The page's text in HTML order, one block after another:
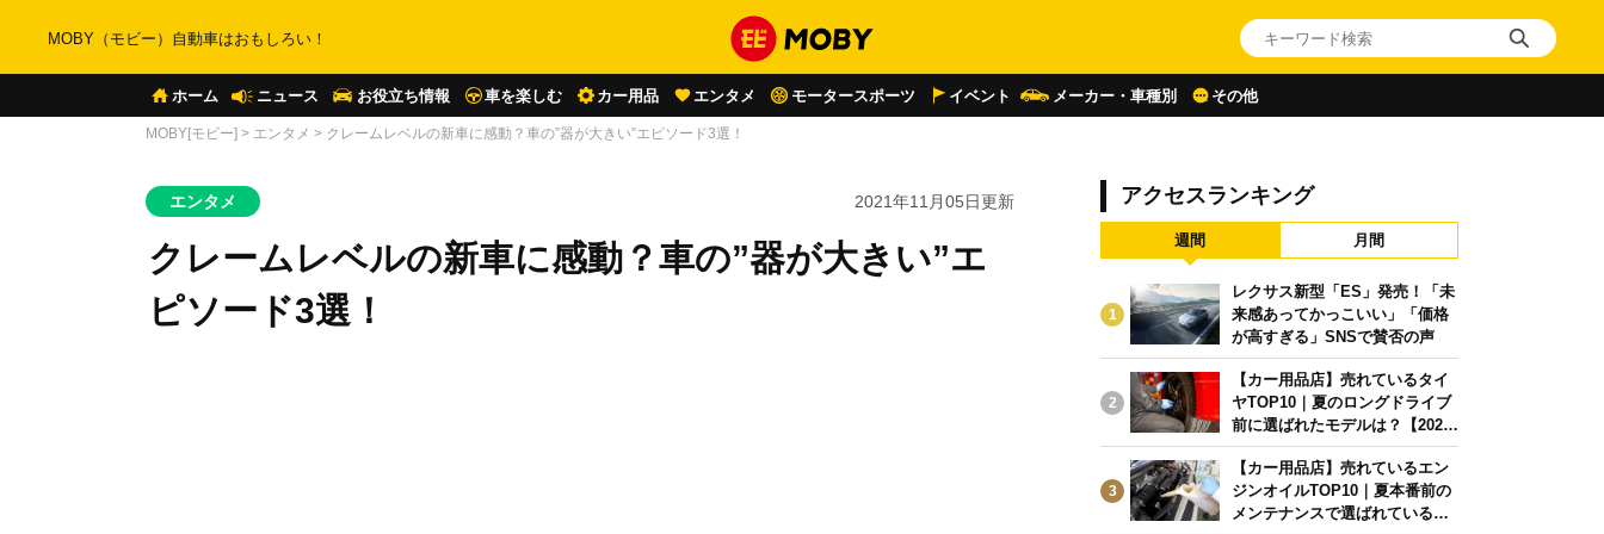
MOBY（モビー）自動車はおもしろい！
ホーム ニュース お役立ち情報 車を楽しむ カー用品 エンタメ モータースポーツ イベント メーカー・車種別 その他
MOBY[モビー] > エンタメ > クレームレベルの新車に感動？車の”器が大きい”エピソード3選！
エンタメ 2021年11月05日更新
クレームレベルの新車に感動？車の”器が大きい”エ
ピソード3選！
アクセスランキング
週間 月間
1
レクサス新型「ES」発売！「未
来感あってかっこいい」「価格
が高すぎる」SNSで賛否の声
2
【カー用品店】売れているタイ
ヤTOP10｜夏のロングドライブ
前に選ばれたモデルは？【2026
年6月版】
3
【カー用品店】売れているエン
ジンオイルTOP10｜夏本番前の
メンテナンスで選ばれている人